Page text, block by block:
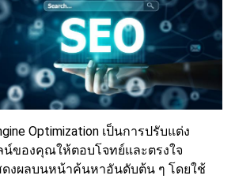
Optimization เป็นการปรับแต่ง
น์ของคุณให้ตอบโจทย์และตรงใจ
ดงผลบนหน้าค้นหาอันดับต้น ๆ โดยใช้